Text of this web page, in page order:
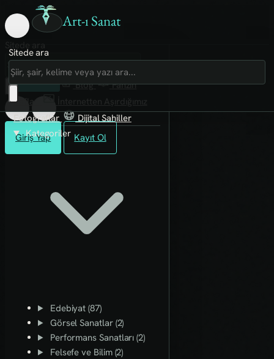
Art-ı Sanat
Giriş Yap Kayıt Ol
Sitede ara
Art-ı Sosyal
İmece
Kütüphane
Blog
Fanzin
Rafları
Fotoğraflar
Dijital Sahiller
Kategoriler
Edebiyat (87)
Görsel Sanatlar (2)
Performans Sanatları (2)
Felsefe ve Bilim (2)